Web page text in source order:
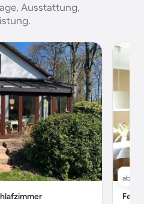
Ausstattung,
ab